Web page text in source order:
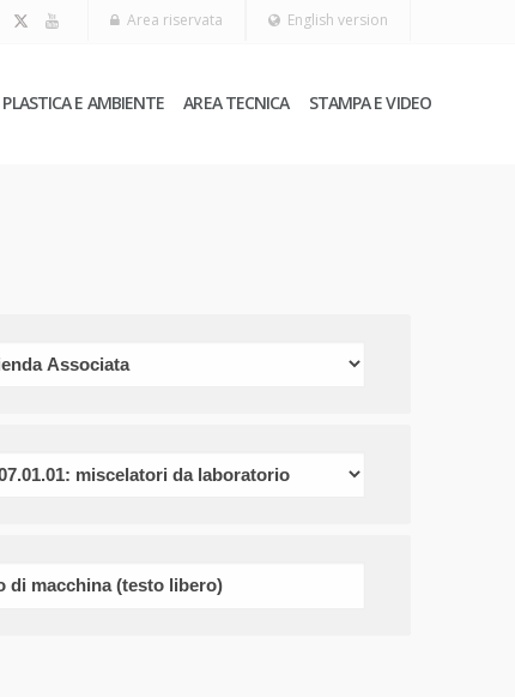
English version
Area riservata
PLASTICA E AMBIENTE AREA TECNICA STAMPA E VIDEO